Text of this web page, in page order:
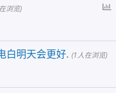
浏览)
白明天会更好. (1人在浏览)